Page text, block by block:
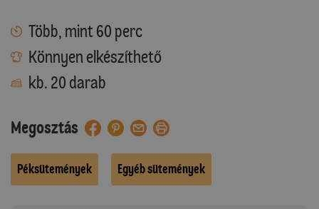
Több, mint 60 perc
Könnyen elkészíthető
kb. 20 darab
Megosztás
Péksütemények Egyéb sütemények